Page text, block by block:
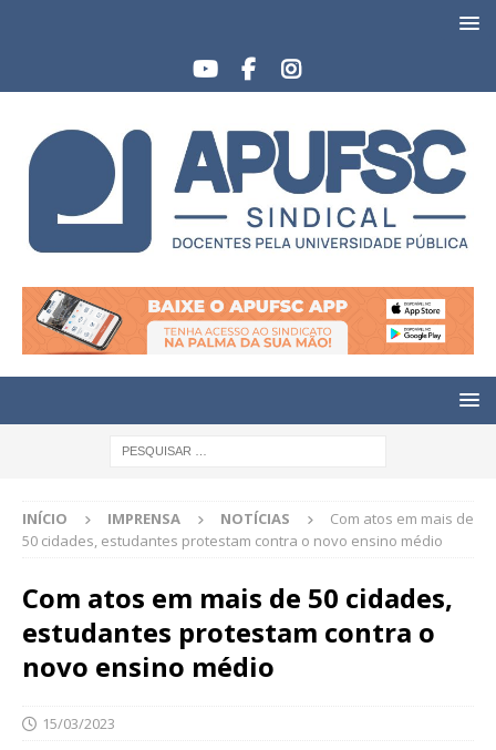
INÍCIO IMPRENSA NOTÍCIAS
Com atos em mais de
50 cidades, estudantes protestam contra o novo ensino médio
Com atos em mais de 50 cidades,
estudantes protestam contra o
novo ensino médio
15/03/2023